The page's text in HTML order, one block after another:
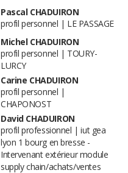
Pascal CHADUIRON
profil personnel | LE PASSAGE
Michel CHADUIRON
profil personnel | TOURY-
LURCY
Carine CHADUIRON
profil personnel |
CHAPONOST
David CHADUIRON
profil professionnel | iut gea
lyon 1 bourg en bresse -
Intervenant extérieur module
supply chain/achats/ventes